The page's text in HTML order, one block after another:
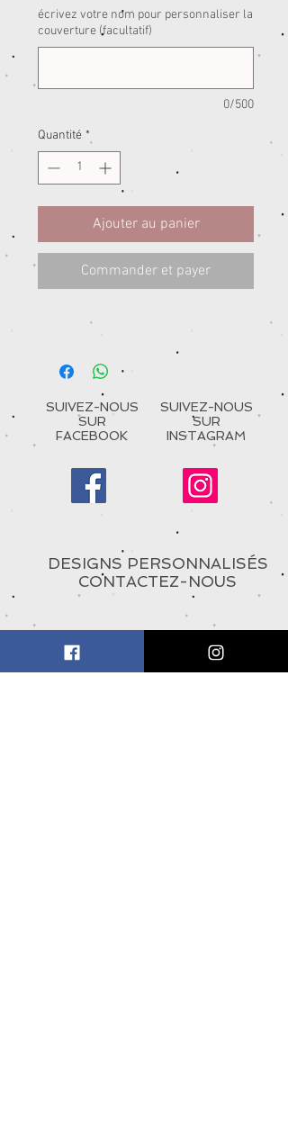
écrivez votre nom pour personnaliser la
couverture (facultatif)
0/500
Quantité *
Ajouter au panier
Commander et payer
SUIVEZ-NOUS
SUR
FACEBOOK
SUIVEZ-NOUS
SUR
INSTAGRAM
DESIGNS PERSONNALISÉS
CONTACTEZ-NOUS